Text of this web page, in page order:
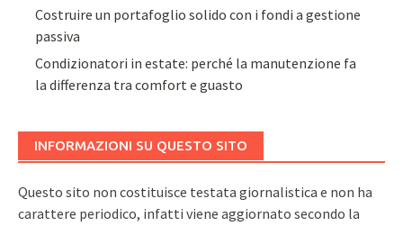
Costruire un portafoglio solido con i fondi a gestione
passiva
Condizionatori in estate: perché la manutenzione fa
la differenza tra comfort e guasto
INFORMAZIONI SU QUESTO SITO
Questo sito non costituisce testata giornalistica e non ha
carattere periodico, infatti viene aggiornato secondo la